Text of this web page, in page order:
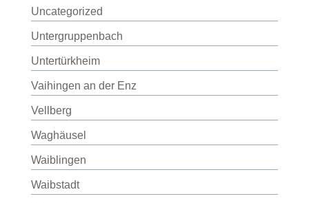
Uncategorized
Untergruppenbach
Untertürkheim
Vaihingen an der Enz
Vellberg
Waghäusel
Waiblingen
Waibstadt